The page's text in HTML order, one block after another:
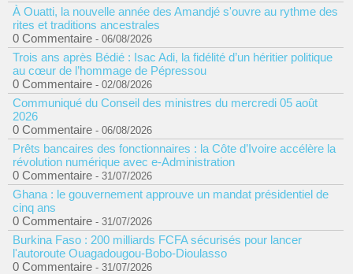
À Ouatti, la nouvelle année des Amandjé s'ouvre au rythme des
rites et traditions ancestrales
0 Commentaire - 06/08/2026
Trois ans après Bédié : Isac Adi, la fidélité d’un héritier politique
au cœur de l’hommage de Pépressou
0 Commentaire - 02/08/2026
Communiqué du Conseil des ministres du mercredi 05 août
2026
0 Commentaire - 06/08/2026
Prêts bancaires des fonctionnaires : la Côte d’Ivoire accélère la
révolution numérique avec e-Administration
0 Commentaire - 31/07/2026
Ghana : le gouvernement approuve un mandat présidentiel de
cinq ans
0 Commentaire - 31/07/2026
Burkina Faso : 200 milliards FCFA sécurisés pour lancer
l'autoroute Ouagadougou-Bobo-Dioulasso
0 Commentaire - 31/07/2026